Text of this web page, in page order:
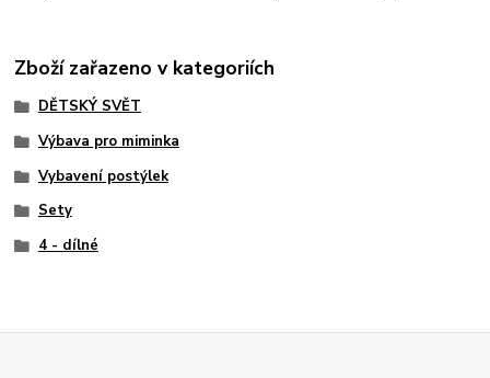
Zboží zařazeno v kategoriích
DĚTSKÝ SVĚT
Výbava pro miminka
Vybavení postýlek
Sety
4 - dílné